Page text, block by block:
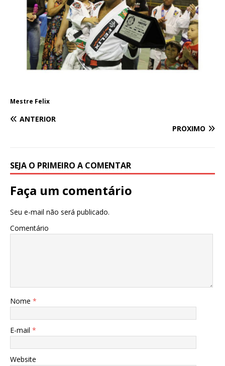
Mestre Felix
ANTERIOR
PRÓXIMO
SEJA O PRIMEIRO A COMENTAR
Faça um comentário
Seu e-mail não será publicado.
Comentário
Nome *
E-mail *
Website